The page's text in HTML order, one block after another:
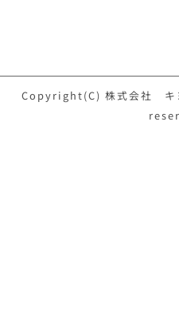
Copyright(C) 株式会社 キ